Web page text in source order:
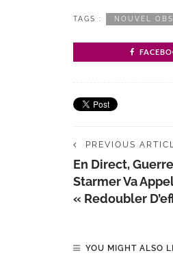
TAGS : NOUVEL OBS
PREVIOUS
En Direct,
Starmer Va
« Redoubler
YOU MIGHT ALSO